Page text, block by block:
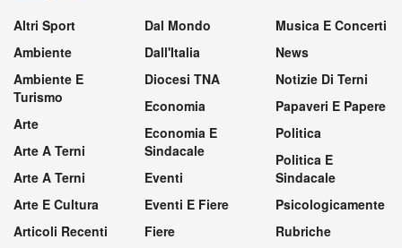
Altri Sport
Ambiente
Ambiente E
Turismo
Arte
Arte A Terni
Arte A Terni
Arte E Cultura
Articoli Recenti
Dal Mondo
Dall'Italia
Diocesi TNA
Economia
Economia E
Sindacale
Eventi
Eventi E Fiere
Fiere
Musica E Concerti
News
Notizie Di Terni
Papaveri E Papere
Politica
Politica E
Sindacale
Psicologicamente
Rubriche